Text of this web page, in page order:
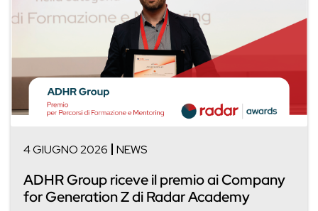
4 GIUGNO 2026 NEWS
ADHR Group riceve il premio ai Company
for Generation Z di Radar Academy